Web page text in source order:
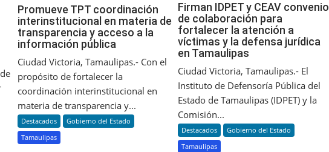
Promueve TPT coordinación
interinstitucional en materia de
transparencia y acceso a la
información pública
Ciudad Victoria, Tamaulipas.- Con el
propósito de fortalecer la
coordinación interinstitucional en
materia de transparencia y...
Destacados
Gobierno del Estado
Tamaulipas
Firman IDPET y CEAV convenio
de colaboración para
fortalecer la atención a
víctimas y la defensa jurídica
en Tamaulipas
Ciudad Victoria, Tamaulipas.- El
Instituto de Defensoría Pública del
Estado de Tamaulipas (IDPET) y la
Comisión...
Destacados
Gobierno del Estado
Tamaulipas